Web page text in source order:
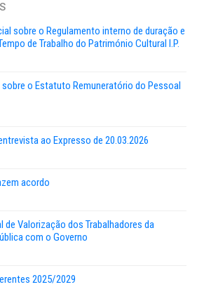
sobre o Regulamento interno de duração e
de Trabalho do Património Cultural I.P.
o Estatuto Remuneratório do Pessoal
ao Expresso de 20.03.2026
acordo
de Valorização dos Trabalhadores da
com o Governo
2025/2029